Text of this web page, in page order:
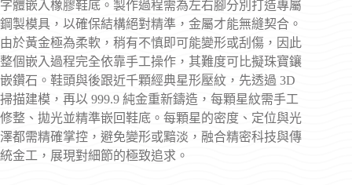
字體嵌入橡膠鞋底。製作過程需為左右腳分別打造專屬
鋼製模具，以確保結構絕對精準，金屬才能無縫契合。
由於黃金極為柔軟，稍有不慎即可能變形或刮傷，因此
整個嵌入過程完全依靠手工操作，其難度可比擬珠寶鑲
嵌鑽石。鞋頭與後跟近千顆經典星形壓紋，先透過 3D
掃描建模，再以 999.9 純金重新鑄造，每顆星紋需手工
修整、拋光並精準嵌回鞋底。每顆星的密度、定位與光
澤都需精確掌控，避免變形或黯淡，融合精密科技與傳
統金工，展現對細節的極致追求。